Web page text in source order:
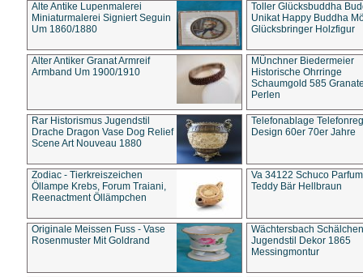
Alte Antike Lupenmalerei
Miniaturmalerei Signiert Seguin
Um 1860/1880
Toller Glücksbuddha
Unikat Happy Buddha
Glücksbringer Holzfigur
Alter Antiker Granat Armreif
Armband Um 1900/1910
MÜnchner Biedermeier
Historische Ohrringe
Schaumgold 585
Perlen
Rar Historismus Jugendstil
Drache Dragon Vase Dog Relief
Scene Art Nouveau 1880
Telefonablage
Design 60er 70er Jahre
Zodiac - Tierkreiszeichen
Öllampe Krebs, Forum Traiani,
Reenactment Öllämpchen
Va 34122 Schuco
Teddy Bär Hellbraun
Originale Meissen Fuss - Vase
Rosenmuster Mit Goldrand
Wächtersbach Schälchen
Jugendstil Dekor 1865
Messingmontur